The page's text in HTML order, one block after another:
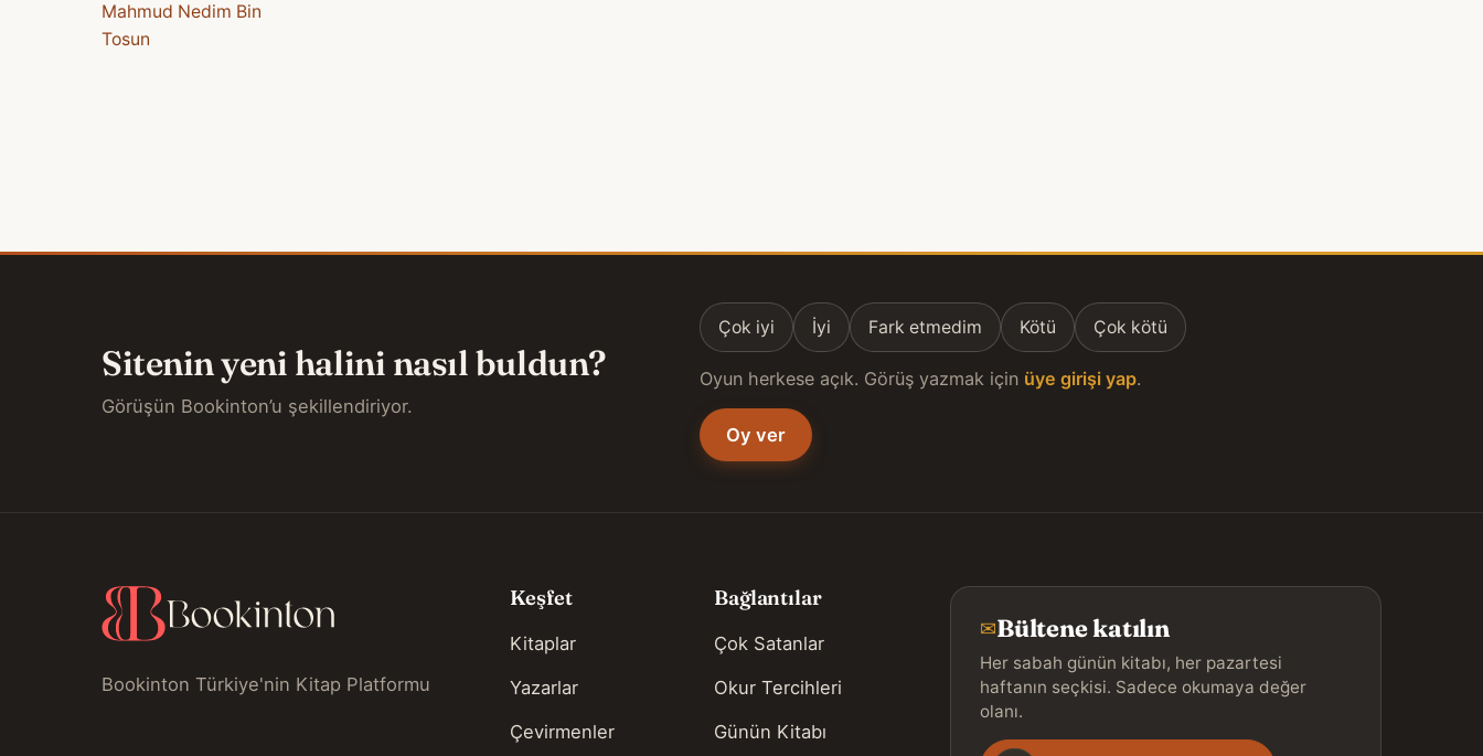
Mahmud Nedim Bin
Tosun
Sitenin yeni halini nasıl buldun?
Görüşün Bookinton’u şekillendiriyor.
Çok iyi İyi Fark etmedim Kötü Çok kötü
Oyun herkese açık. Görüş yazmak için üye girişi yap.
Oy ver
Bookinton Türkiye'nin Kitap Platformu
Keşfet
Kitaplar
Yazarlar
Çevirmenler
Bağlantılar
Çok Satanlar
Okur Tercihleri
Günün Kitabı
✉Bültene katılın
Her sabah günün kitabı, her pazartesi
haftanın seçkisi. Sadece okumaya değer
olanı.